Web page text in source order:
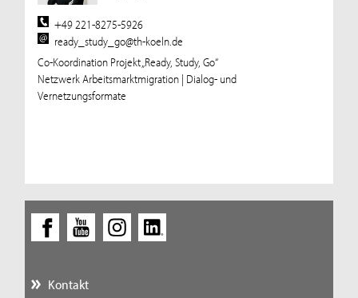
+49 221-8275-5926
ready_study_go@th-koeln.de
Co-Koordination Projekt „Ready, Study, Go“
Netzwerk Arbeitsmarktmigration | Dialog- und
Vernetzungsformate
Kontakt